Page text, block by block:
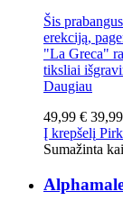
Šis
erekciją,
"La Greca"
tiksliai
Daugiau
49,99 €
Į krepšelį
Sumažinta